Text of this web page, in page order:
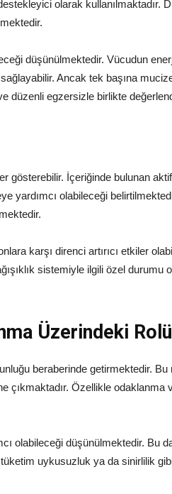
olarak kullanılmaktadır.
düşünülmektedir. Vücudun
Ancak tek başına
düzenli egzersizle birlikte
gösterebilir. İçeriğinde bulunan
yardımcı olabileceği
karşı direnci artırıcı etkiler
sistemiyle ilgili özel durumu
Üzerindeki Rolü
beraberinde getirmektedir. Bu
çıkmaktadır. Özellikle odaklanma
olabileceği düşünülmektedir. Bu
uykusuzluk ya da sinirlilik